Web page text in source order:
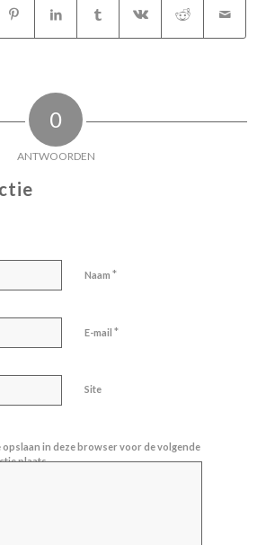
0
ANTWOORDEN
Naam*
E-mail*
Site
opslaan in deze browser voor de volgende
plaats.